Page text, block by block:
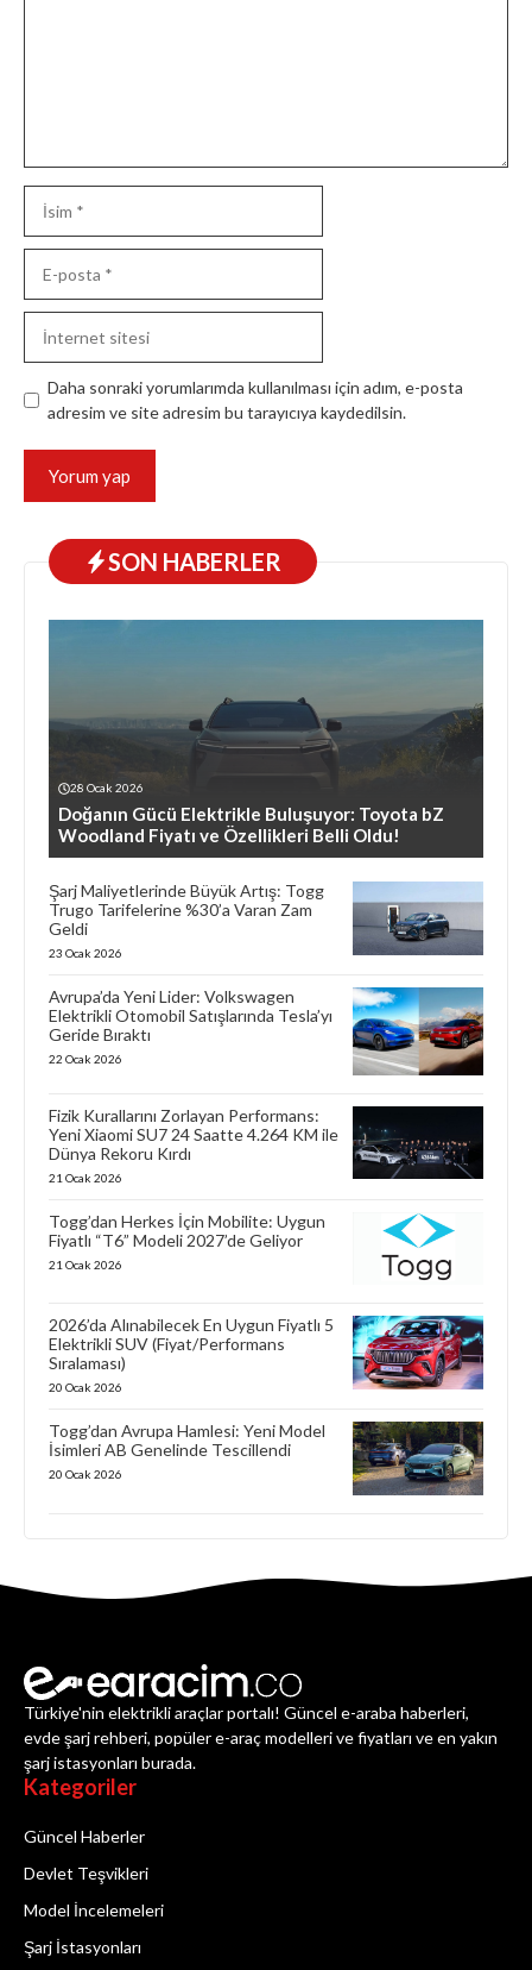
posta
sitesi
Daha sonraki yorumlarımda kullanılması için adım, e-posta
adresim ve site adresim bu tarayıcıya kaydedilsin.
SON HABERLER
28 Ocak 2026
Doğanın Gücü Elektrikle Buluşuyor: Toyota bZ
Woodland Fiyatı ve Özellikleri Belli Oldu!
Şarj Maliyetlerinde Büyük Artış: Togg
Trugo Tarifelerine %30’a Varan Zam
Geldi
23 Ocak 2026
Avrupa’da Yeni Lider: Volkswagen
Elektrikli Otomobil Satışlarında Tesla’yı
Geride Bıraktı
22 Ocak 2026
Fizik Kurallarını Zorlayan Performans:
Yeni Xiaomi SU7 24 Saatte 4.264 KM ile
Dünya Rekoru Kırdı
21 Ocak 2026
Togg’dan Herkes İçin Mobilite: Uygun
Fiyatlı “T6” Modeli 2027’de Geliyor
21 Ocak 2026
2026’da Alınabilecek En Uygun Fiyatlı 5
Elektrikli SUV (Fiyat/Performans
Sıralaması)
20 Ocak 2026
Togg’dan Avrupa Hamlesi: Yeni Model
İsimleri AB Genelinde Tescillendi
20 Ocak 2026
Türkiye'nin elektrikli araçlar portalı! Güncel e-araba haberleri,
evde şarj rehberi, popüler e-araç modelleri ve fiyatları ve en yakın
şarj istasyonları burada.
Kategoriler
Güncel Haberler
Devlet Teşvikleri
Model İncelemeleri
Şarj İstasyonları